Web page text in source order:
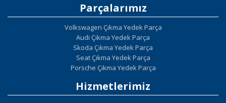
Parçalarımız
Volkswagen Çıkma Yedek Parça
Audi Çıkma Yedek Parça
Skoda Çıkma Yedek Parça
Seat Çıkma Yedek Parça
Porsche Çıkma Yedek Parça
Hizmetlerimiz